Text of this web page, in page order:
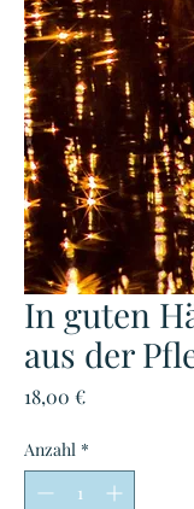
In guten
aus der
18,00 €Preis
Anzahl *